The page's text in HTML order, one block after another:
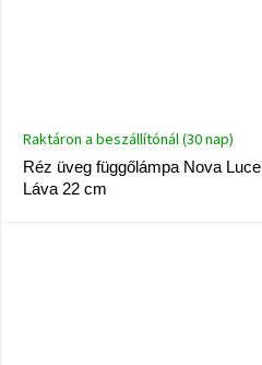
Réz üveg függőlámpa Nova Luce
Láva 22 cm
Raktáron a beszállítónál (30 nap)